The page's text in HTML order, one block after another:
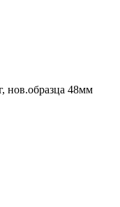
нов.образца 48мм